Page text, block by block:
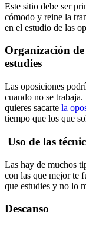
Este sitio debe ser
cómodo y reine la
en el estudio de las
Organización
estudies
Las oposiciones
cuando no se
quieres sacarte la
tiempo que los que
Uso de las
Las hay de muchos
con las que mejor te
que estudies y no lo
Descanso